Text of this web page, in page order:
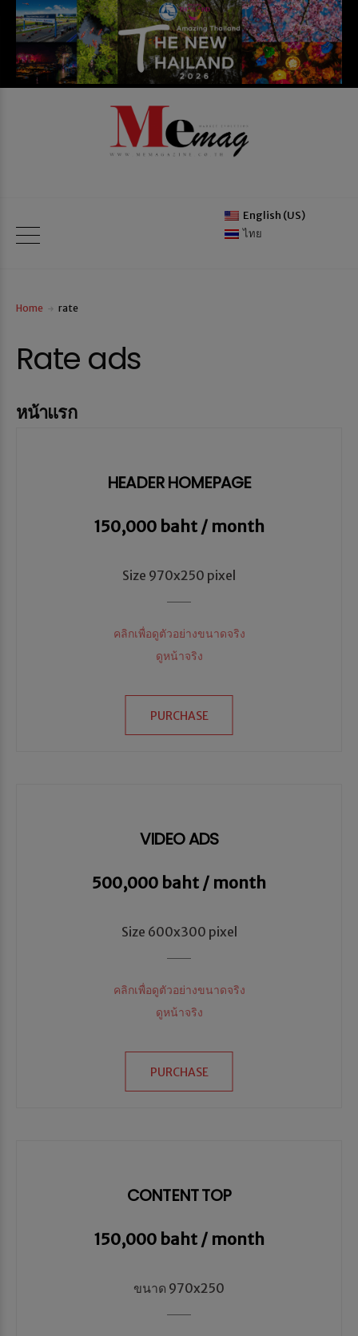
English (US)
ไทย
Home rate
Rate ads
หน้าแรก
HEADER HOMEPAGE
150,000 baht / month
Size 970x250 pixel
คลิกเพื่อดูตัวอย่างขนาดจริง
ดูหน้าจริง
PURCHASE
VIDEO ADS
500,000 baht / month
Size 600x300 pixel
คลิกเพื่อดูตัวอย่างขนาดจริง
ดูหน้าจริง
PURCHASE
CONTENT TOP
150,000 baht / month
ขนาด 970x250